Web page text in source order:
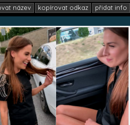
název kopírovat odkaz přidat info